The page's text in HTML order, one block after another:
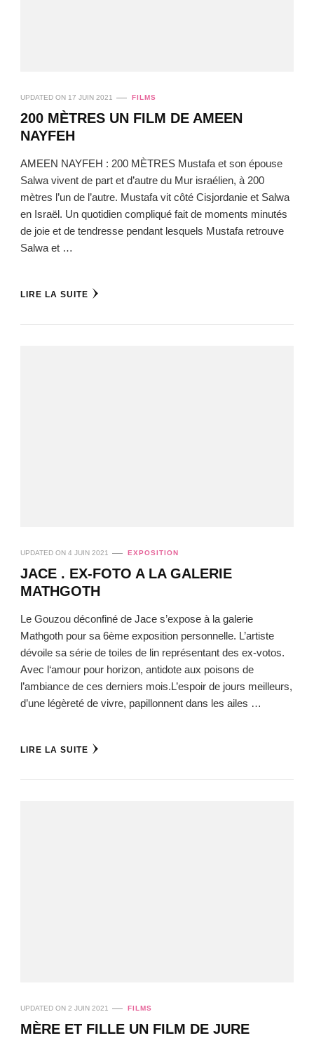
UPDATED ON 17 JUIN 2021 FILMS
200 MÈTRES UN FILM DE AMEEN
NAYFEH
AMEEN NAYFEH : 200 MÈTRES Mustafa et son épouse
Salwa vivent de part et d’autre du Mur israélien, à 200
mètres l’un de l’autre. Mustafa vit côté Cisjordanie et Salwa
en Israël. Un quotidien compliqué fait de moments minutés
de joie et de tendresse pendant lesquels Mustafa retrouve
Salwa et …
LIRE LA SUITE
UPDATED ON 4 JUIN 2021 EXPOSITION
JACE . EX-FOTO A LA GALERIE
MATHGOTH
Le Gouzou déconfiné de Jace s’expose à la galerie
Mathgoth pour sa 6ème exposition personnelle. L’artiste
dévoile sa série de toiles de lin représentant des ex-votos.
Avec l‘amour pour horizon, antidote aux poisons de
l’ambiance de ces derniers mois.L’espoir de jours meilleurs,
d’une légèreté de vivre, papillonnent dans les ailes …
LIRE LA SUITE
UPDATED ON 2 JUIN 2021 FILMS
MÈRE ET FILLE UN FILM DE JURE